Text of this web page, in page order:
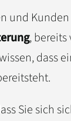
und
, bereits
dass
Sie sich